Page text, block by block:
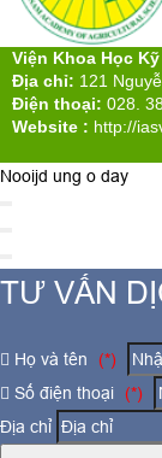
Viện Khoa Học
Địa chỉ: 121
Điện thoại: 028.
Website : http://
Nooijd ung o day
TƯ VẤN
Họ và tên
(*)
Số điện thoại
(*)
Địa chỉ